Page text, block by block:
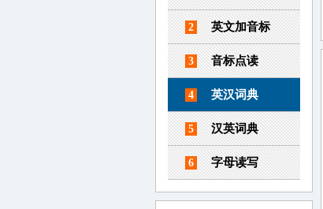
2 英文加音标
3 音标点读
4 英汉词典
5 汉英词典
6 字母读写